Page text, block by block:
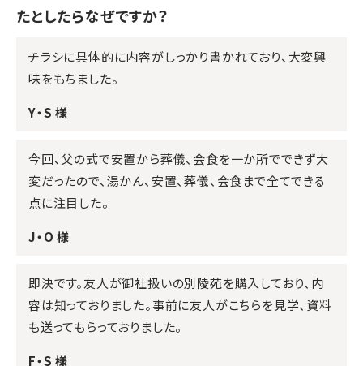
たとしたらなぜですか？
チラシに具体的に内容がしっかり書かれており、大変興
味をもちました。
Y・S 様
今回、父の式で安置から葬儀、会食を一か所でできず大
変だったので、湯かん、安置、葬儀、会食まで全てできる
点に注目した。
J・O 様
即決です。友人が御社扱いの別陵苑を購入しており、内
容は知っておりました。事前に友人がこちらを見学、資料
も送ってもらっておりました。
F・S 様